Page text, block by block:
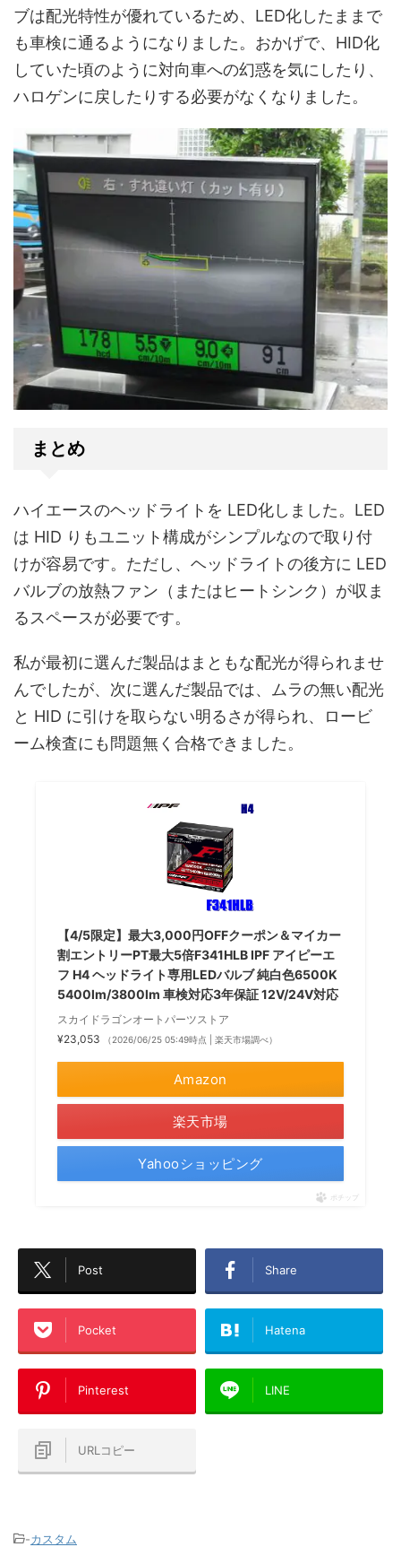
ブは配光特性が優れているため、LED化したままで
も車検に通るようになりました。おかげで、HID化
していた頃のように対向車への幻惑を気にしたり、
ハロゲンに戻したりする必要がなくなりました。
まとめ
ハイエースのヘッドライトを LED化しました。LED
は HID りもユニット構成がシンプルなので取り付
けが容易です。ただし、ヘッドライトの後方に LED
バルブの放熱ファン（またはヒートシンク）が収ま
るスペースが必要です。
私が最初に選んだ製品はまともな配光が得られませ
んでしたが、次に選んだ製品では、ムラの無い配光
と HID に引けを取らない明るさが得られ、ロービ
ーム検査にも問題無く合格できました。
【4/5限定】最大3,000円OFFクーポン＆マイカー
割エントリーPT最大5倍F341HLB IPF アイピーエ
フ H4 ヘッドライト専用LEDバルブ 純白色6500K
5400lm/3800lm 車検対応3年保証 12V/24V対応
スカイドラゴンオートパーツストア
¥23,053
（2026/06/25 05:49時点 | 楽天市場調べ）
Amazon
楽天市場
Yahooショッピング
ポチップ
Post Share
Pocket Hatena
Pinterest LINE
URLコピー
-カスタム